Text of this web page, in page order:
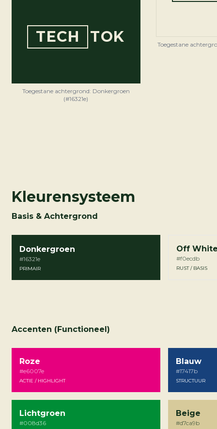
TECH TOK
Toegestane achtergrond: Donkergroen
(#16321e)
Toegestane
Kleurensysteem
Basis & Achtergrond
Donkergroen
#16321e
PRIMAIR
Off
#f0ecdb
RUST / BASIS
Accenten (Functioneel)
Roze
#e6007e
ACTIE / HIGHLIGHT
Blauw
#17417b
STRUCTUUR
Lichtgroen
#008d36
Beige
#d7ca9b